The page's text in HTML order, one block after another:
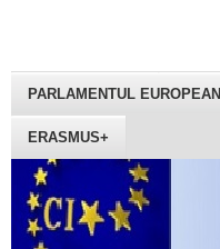
PARLAMENTUL EUROPEAN
ERASMUS+